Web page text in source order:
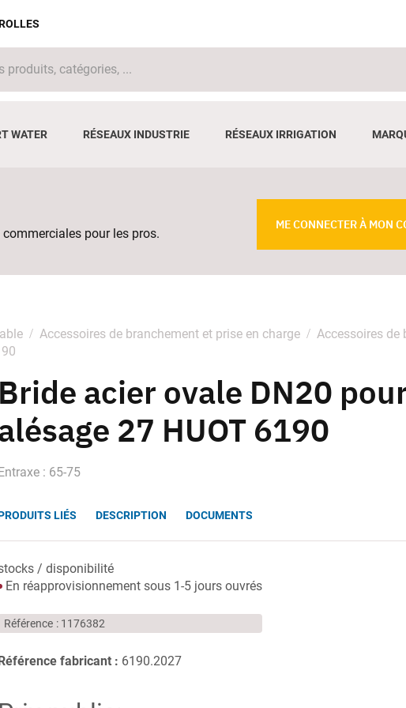
WATER RÉSEAUX INDUSTRIE RÉSEAUX IRRIGATION
pour les pros.
ME CONNECTER À MON
Accessoires de branchement et prise en charge
Accessoires de
Bride acier ovale DN20
27 HUOT 6190
: 65-75
LIÉS DESCRIPTION DOCUMENTS
/ disponibilité
En réapprovisionnement sous 1-5 jours ouvrés
Référence 1176382
fabricant : 6190.2027